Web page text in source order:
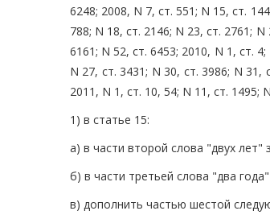
6248; 2008, N 7, ст. 551; N 15, ст.
788; N 18, ст. 2146; N 23, ст. 2761;
6161; N 52, ст. 6453; 2010, N 1, ст.
N 27, ст. 3431; N 30, ст. 3986; N 31,
2011, N 1, ст. 10, 54; N 11, ст. 1495;
1) в статье 15:
а) в части второй слова "двух лет"
б) в части третьей слова "два
в) дополнить частью шестой